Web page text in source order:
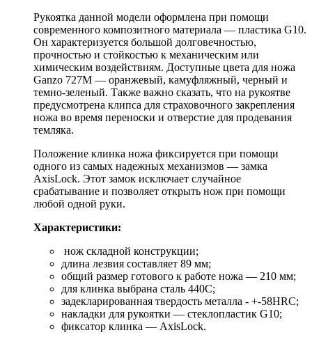
Рукоятка данной модели оформлена при помощи
современного композитного материала — пластика G10.
Он характеризуется большой долговечностью,
прочностью и стойкостью к механическим или
химическим воздействиям. Доступные цвета для ножа
Ganzo 727M — оранжевый, камуфляжный, черный и
темно-зеленый. Также важно сказать, что на рукоятве
предусмотрена клипса для страховочного закрепления
ножа во время переноски и отверстие для продевания
темляка.
Положение клинка ножа фиксируется при помощи
одного из самых надежных механизмов — замка
AxisLock. Этот замок исключает случайное
срабатывание и позволяет открыть нож при помощи
любой одной руки.
Характеристики:
нож складной конструкции;
длина лезвия составляет 89 мм;
общий размер готового к работе ножа — 210 мм;
для клинка выбрана сталь 440С;
задекларированная твердость металла - +-58HRC;
накладки для рукоятки — стеклопластик G10;
фиксатор клинка — AxisLock.